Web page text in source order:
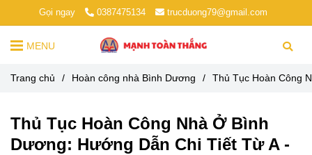
Gọi ngay 0387475134 trucduong79@gmail.com
MENU
Trang chủ / Hoàn công nhà Bình Dương / Thủ Tục Hoàn Công
Thủ Tục Hoàn Công Nhà Ở Bình
Dương: Hướng Dẫn Chi Tiết Từ A -